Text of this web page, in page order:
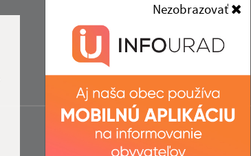
Nezobrazovať